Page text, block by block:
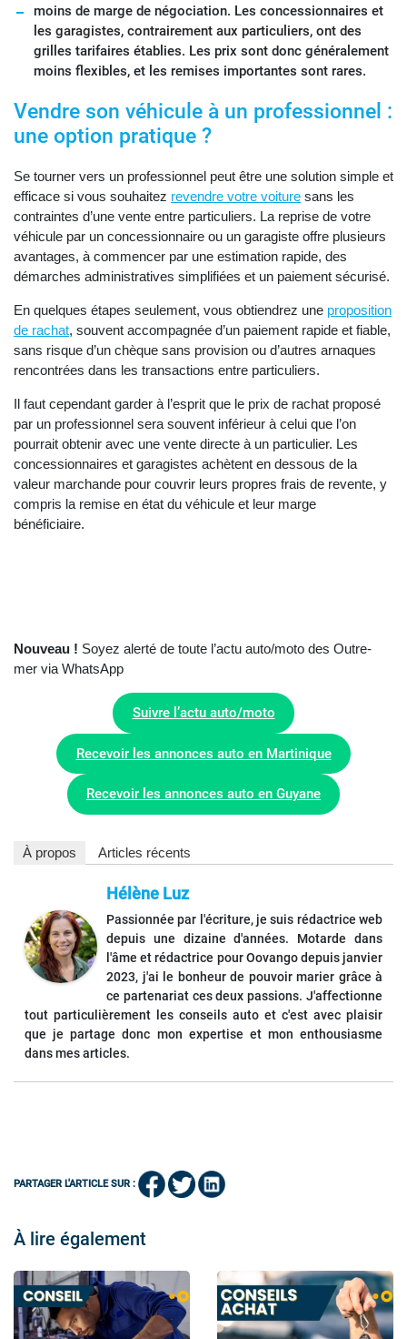
moins de marge de négociation. Les concessionnaires et
les garagistes, contrairement aux particuliers, ont des
grilles tarifaires établies. Les prix sont donc généralement
moins flexibles, et les remises importantes sont rares.
Vendre son véhicule à un professionnel :
une option pratique ?
Se tourner vers un professionnel peut être une solution simple et
efficace si vous souhaitez revendre votre voiture sans les
contraintes d’une vente entre particuliers. La reprise de votre
véhicule par un concessionnaire ou un garagiste offre plusieurs
avantages, à commencer par une estimation rapide, des
démarches administratives simplifiées et un paiement sécurisé.
En quelques étapes seulement, vous obtiendrez une proposition
de rachat, souvent accompagnée d’un paiement rapide et fiable,
sans risque d’un chèque sans provision ou d’autres arnaques
rencontrées dans les transactions entre particuliers.
Il faut cependant garder à l’esprit que le prix de rachat proposé
par un professionnel sera souvent inférieur à celui que l’on
pourrait obtenir avec une vente directe à un particulier. Les
concessionnaires et garagistes achètent en dessous de la
valeur marchande pour couvrir leurs propres frais de revente, y
compris la remise en état du véhicule et leur marge
bénéficiaire.
Nouveau ! Soyez alerté de toute l’actu auto/moto des Outre-
mer via WhatsApp
Suivre l’actu auto/moto
Recevoir les annonces auto en Martinique
Recevoir les annonces auto en Guyane
À propos Articles récents
Hélène Luz
Passionnée par l'écriture, je suis rédactrice web
depuis une dizaine d'années. Motarde dans
l'âme et rédactrice pour Oovango depuis janvier
2023, j'ai le bonheur de pouvoir marier grâce à
ce partenariat ces deux passions. J'affectionne
tout particulièrement les conseils auto et c'est avec plaisir
que je partage donc mon expertise et mon enthousiasme
dans mes articles.
PARTAGER L'ARTICLE SUR :
À lire également